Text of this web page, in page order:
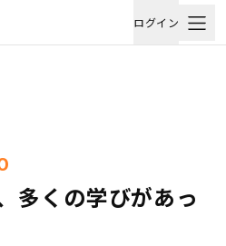
ログイン
多くの学びがあっ